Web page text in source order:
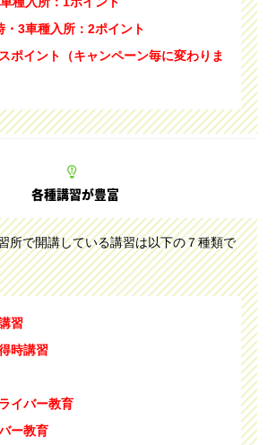
・3車種入所：2ポイント
ポイント（キャンペーン毎に変わりま
各種講習が豊富
所で開講している講習は以下の７種類で
習
時講習
イバー教育
ー教育